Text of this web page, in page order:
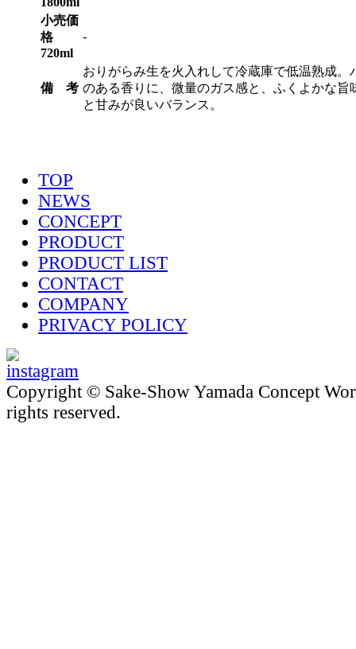
小売価
格
720ml
-
備 考
おりがらみ生を火入れして冷蔵庫で低温熟成。
のある香りに、微量のガス感と、ふくよかな旨
と甘みが良いバランス。
TOP
NEWS
CONCEPT
PRODUCT
PRODUCT LIST
CONTACT
COMPANY
PRIVACY POLICY
Copyright © Sake-Show Yamada Concept
rights reserved.